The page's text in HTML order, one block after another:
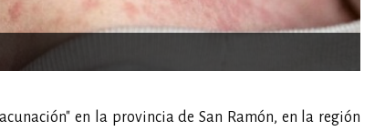
en la provincia de San Ramón, en la región